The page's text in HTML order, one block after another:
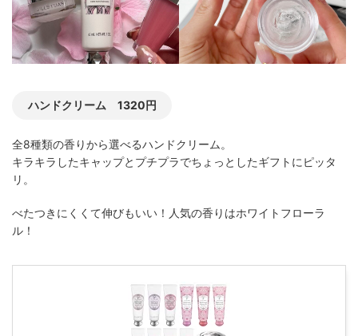
ハンドクリーム 1320円
全8種類の香りから選べるハンドクリーム。
キラキラしたキャップとプチプラでちょっとしたギフトにピッタ
リ。
べたつきにくくて伸びもいい！人気の香りはホワイトフローラ
ル！